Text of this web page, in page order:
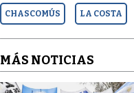
CHASCOMÚS LA COSTA
MÁS NOTICIAS